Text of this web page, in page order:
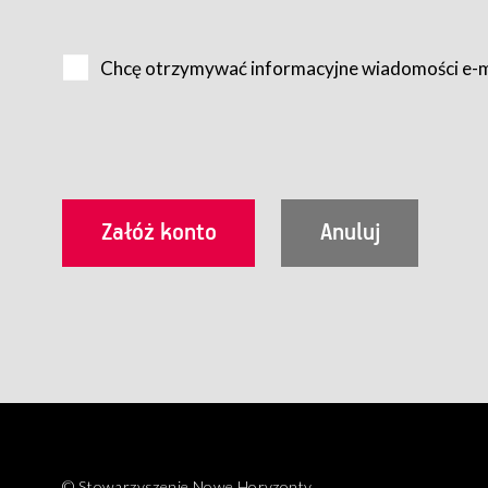
Usługobiorca przed rozpoczęciem korzystania z
utrwalenie i wydrukowanie.
§ 3
Korzystanie ze wszystkich aplikacji Serwisu może być
Chcę otrzymywać informacyjne wiadomości e-